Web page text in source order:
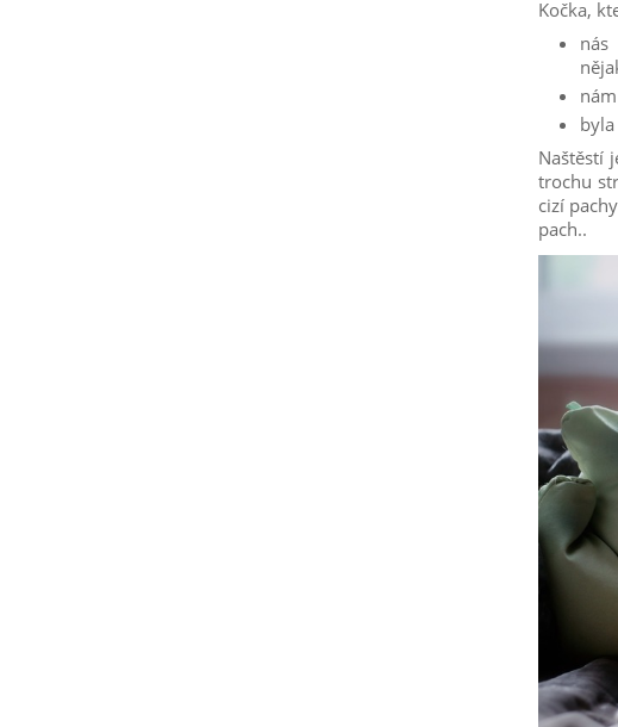
Kočka,
Naštěstí
trochu
cizí
pach..